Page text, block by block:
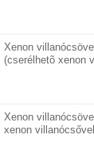
Xenon
(cserélhetõ xenon
Xenon
xenon